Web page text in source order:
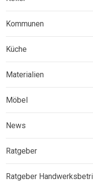
Kommunen
Küche
Materialien
Möbel
News
Ratgeber
Ratgeber